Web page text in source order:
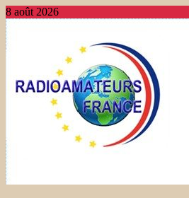
8 août 2026